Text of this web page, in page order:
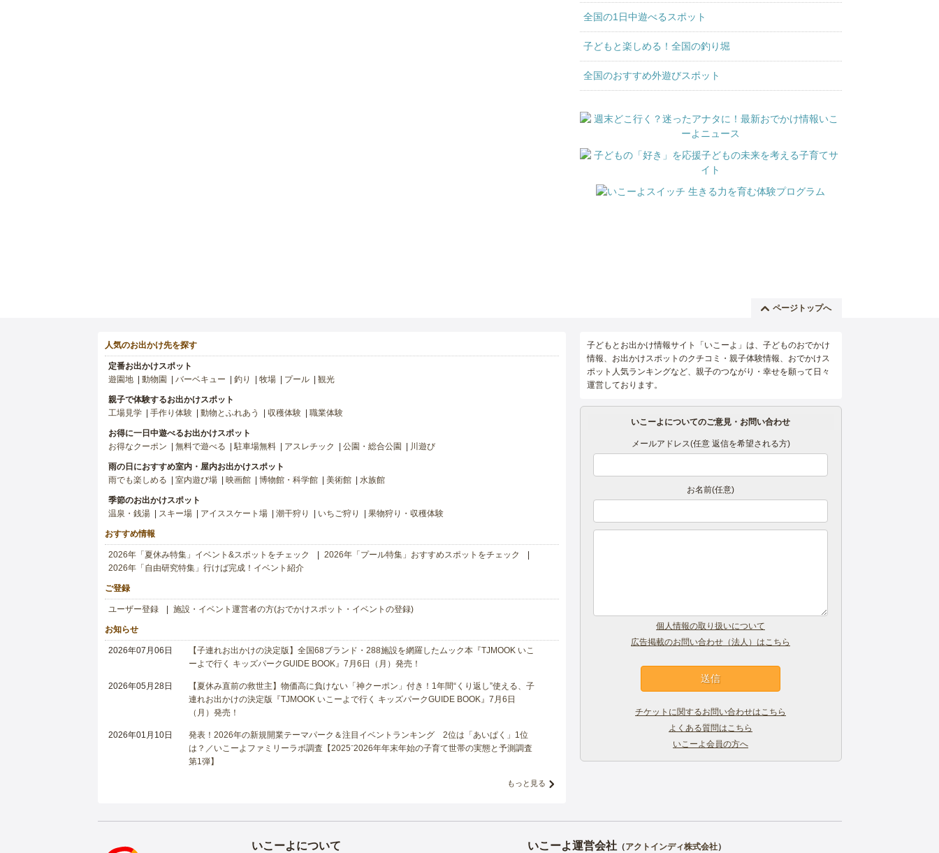
全国の1日中遊べるスポット
子どもと楽しめる！全国の釣り堀
全国のおすすめ外遊びスポット
ページトップへ
人気のお出かけ先を探す
定番お出かけスポット
遊園地
動物園 バーベキュー 釣り 牧場 プール 観光
親子で体験するお出かけスポット
工場見学
手作り体験 動物とふれあう 収穫体験 職業体験
お得に一日中遊べるお出かけスポット
お得なクーポン
無料で遊べる 駐車場無料 アスレチック 公園・総合公園 川遊び
雨の日におすすめ室内・屋内お出かけスポット
雨でも楽しめる
室内遊び場 映画館 博物館・科学館 美術館 水族館
季節のお出かけスポット
温泉・銭湯
スキー場 アイススケート場 潮干狩り いちご狩り 果物狩り・収穫体験
おすすめ情報
2026年「夏休み特集」イベント&スポットをチェック
2026年「プール特集」おすすめスポットをチェック
2026年「自由研究特集」行けば完成！イベント紹介
ご登録
ユーザー登録 施設・イベント運営者の方(おでかけスポット・イベントの登録)
お知らせ
2026年07月06日
【子連れお出かけの決定版】全国68ブランド・288施設を網羅したムック本『TJMOOK いこ
ーよで行く キッズパークGUIDE BOOK』7月6日（月）発売！
2026年05月28日
【夏休み直前の救世主】物価高に負けない「神クーポン」付き！1年間“くり返し”使える、子
連れお出かけの決定版『TJMOOK いこーよで行く キッズパークGUIDE BOOK』7月6日
（月）発売！
2026年01月10日
発表！2026年の新規開業テーマパーク＆注目イベントランキング 2位は「あいぱく」1位
は？／いこーよファミリーラボ調査【2025⁻2026年年末年始の子育て世帯の実態と予測調査
第1弾】
もっと見る
子どもとお出かけ情報サイト「いこーよ」は、子どものおでかけ
情報、お出かけスポットのクチコミ・親子体験情報、おでかけス
ポット人気ランキングなど、親子のつながり・幸せを願って日々
運営しております。
いこーよについてのご意見・お問い合わせ
メールアドレス(任意 返信を希望される方)
お名前(任意)
個人情報の取り扱いについて
広告掲載のお問い合わせ（法人）はこちら
チケットに関するお問い合わせはこちら
よくある質問はこちら
いこーよ会員の方へ
いこーよについて いこーよ運営会社（アクトインディ株式会社）